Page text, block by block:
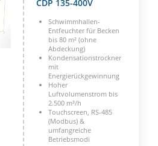
CDP 135-400V
Schwimmhallen-
Entfeuchter für Becken
bis 80 m² (ohne
Abdeckung)
Kondensationstrockner
mit
Energierückgewinnung
Hoher
Luftvolumenstrom bis
2.500 m³/h
Touchscreen, RS-485
(Modbus) &
umfangreiche
Betriebsmodi